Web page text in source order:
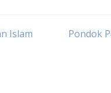
Islam
Pondok